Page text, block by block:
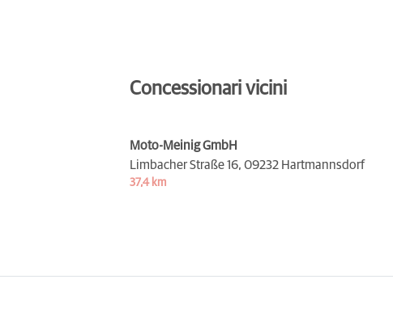
Concessionari vicini
Moto-Meinig GmbH
Limbacher Straße 16, 09232 Hartmannsdorf
37,4 km